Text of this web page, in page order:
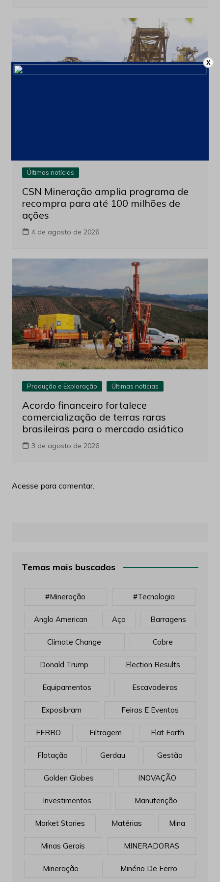
Últimas notícias
CSN Mineração amplia programa de
recompra para até 100 milhões de
ações
4 de agosto de 2026
Produção e Exploração Últimas notícias
Acordo financeiro fortalece
comercialização de terras raras
brasileiras para o mercado asiático
3 de agosto de 2026
Acesse para comentar.
Temas mais buscados
#mineração #tecnologia
Anglo American Aço Barragens
Climate Change Cobre
Donald Trump Election Results
Equipamentos Escavadeiras
Exposibram Feiras E Eventos
FERRO Filtragem Flat Earth
Flotação Gerdau Gestão
Golden Globes INOVAÇÃO
Investimentos Manutenção
Market Stories Matérias Mina
Minas Gerais MINERADORAS
Mineração Minério De Ferro
X